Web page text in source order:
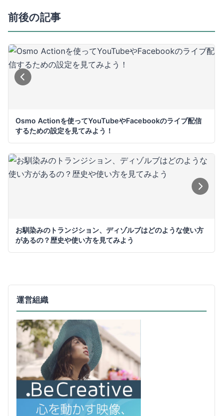
前後の記事
Osmo Actionを使ってYouTubeやFacebookのライブ配信
するための設定を見てみよう！
お馴染みのトランジション、ディゾルブはどのような使い方
があるの？歴史や使い方を見てみよう
運営組織